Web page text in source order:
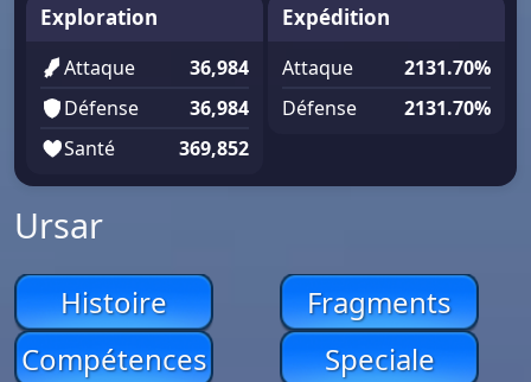
Exploration
Attaque
36,984
Défense
36,984
Santé
369,852
Expédition
Attaque
2131.70%
Défense
2131.70%
Ursar
Histoire
Fragments
Compétences
Speciale